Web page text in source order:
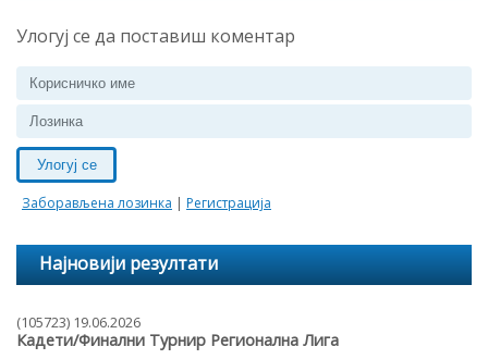
Улогуј се да поставиш коментар
Улогуј се
Заборављена лозинка | Регистрација
Најновији резултати
(105723) 19.06.2026
Кадети/Финални Турнир Регионална Лига